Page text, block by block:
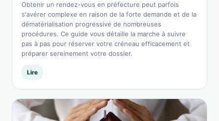
Obtenir un rendez-vous en préfecture peut parfois
s'avérer complexe en raison de la forte demande et de la
dématérialisation progressive de nombreuses
procédures. Ce guide vous détaille la marche à suivre
pas à pas pour réserver votre créneau efficacement et
préparer sereinement votre dossier.
Lire